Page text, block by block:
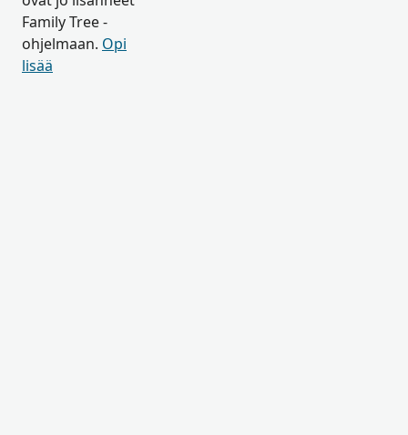
Family Tree -
ohjelmaan. Opi
lisää